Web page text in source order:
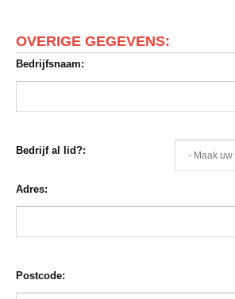
OVERIGE GEGEVENS:
Bedrijfsnaam:
Bedrijf al lid?:
Adres:
Postcode: